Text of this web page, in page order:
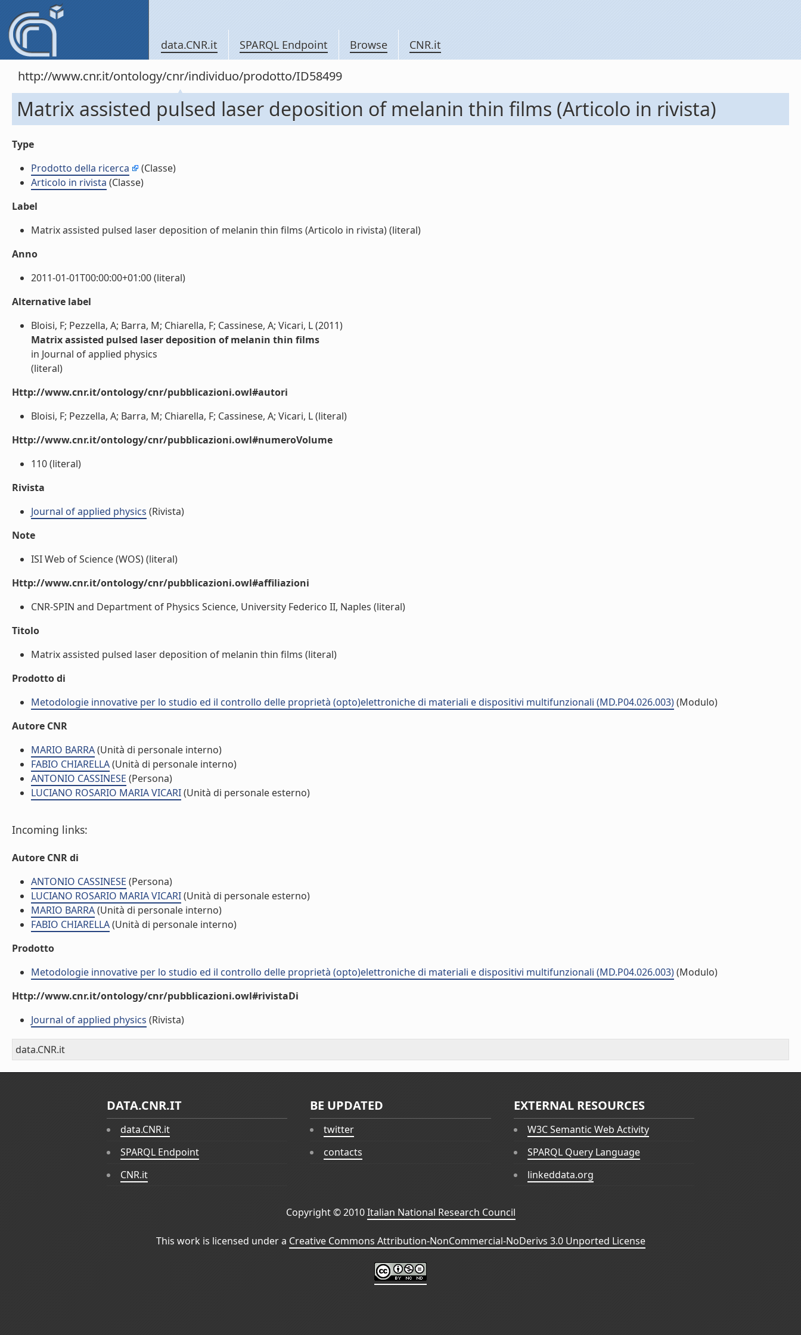
data.CNR.it SPARQL Endpoint Browse CNR.it
http://www.cnr.it/ontology/cnr/individuo/prodotto/ID58499
Matrix assisted pulsed laser deposition of melanin thin films (Articolo in rivista)
Type
Prodotto della ricerca
(Classe)
Articolo in rivista (Classe)
Label
Matrix assisted pulsed laser deposition of melanin thin films (Articolo in rivista) (literal)
Anno
2011-01-01T00:00:00+01:00 (literal)
Alternative label
Bloisi, F; Pezzella, A; Barra, M; Chiarella, F; Cassinese, A; Vicari, L (2011)
Matrix assisted pulsed laser deposition of melanin thin films
in Journal of applied physics
(literal)
Http://www.cnr.it/ontology/cnr/pubblicazioni.owl#autori
Bloisi, F; Pezzella, A; Barra, M; Chiarella, F; Cassinese, A; Vicari, L (literal)
Http://www.cnr.it/ontology/cnr/pubblicazioni.owl#numeroVolume
110 (literal)
Rivista
Journal of applied physics (Rivista)
Note
ISI Web of Science (WOS) (literal)
Http://www.cnr.it/ontology/cnr/pubblicazioni.owl#affiliazioni
CNR-SPIN and Department of Physics Science, University Federico II, Naples (literal)
Titolo
Matrix assisted pulsed laser deposition of melanin thin films (literal)
Prodotto di
Metodologie innovative per lo studio ed il controllo delle proprietà (opto)elettroniche di materiali e dispositivi multifunzionali (MD.P04.026.003)(Modulo)
Autore CNR
MARIO BARRA(Unità di personale interno)
FABIO CHIARELLA(Unità di personale interno)
ANTONIO CASSINESE (Persona)
LUCIANO ROSARIO MARIA VICARI(Unità di personale esterno)
Incoming links:
Autore CNR di
ANTONIO CASSINESE (Persona)
LUCIANO ROSARIO MARIA VICARI(Unità di personale esterno)
MARIO BARRA(Unità di personale interno)
FABIO CHIARELLA(Unità di personale interno)
Prodotto
Metodologie innovative per lo studio ed il controllo delle proprietà (opto)elettroniche di materiali e dispositivi multifunzionali (MD.P04.026.003)(Modulo)
Http://www.cnr.it/ontology/cnr/pubblicazioni.owl#rivistaDi
Journal of applied physics (Rivista)
data.CNR.it
DATA.CNR.IT
data.CNR.it
SPARQL Endpoint
CNR.it
BE UPDATED
twitter
contacts
EXTERNAL RESOURCES
W3C Semantic Web Activity
SPARQL Query Language
linkeddata.org
Copyright © 2010Italian National Research Council
This work is licensed under a Creative Commons Attribution-NonCommercial-NoDerivs 3.0 Unported License